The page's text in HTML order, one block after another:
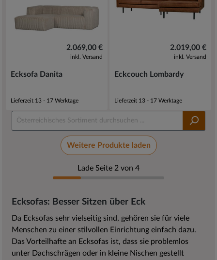
2.069,00 €
inkl. Versand
Ecksofa Danita
Lieferzeit 13 - 17 Werktage
2.019,00 €
inkl. Versand
Eckcouch Lombardy
Lieferzeit 13 - 17 Werktage
Weitere Produkte laden
Lade Seite 2 von 4
Ecksofas: Besser Sitzen über Eck
Da Ecksofas sehr vielseitig sind, gehören sie für viele
Menschen zu einer stilvollen Einrichtung einfach dazu.
Das Vorteilhafte an Ecksofas ist, dass sie problemlos
unter Dachschrägen oder in kleine Nischen gestellt